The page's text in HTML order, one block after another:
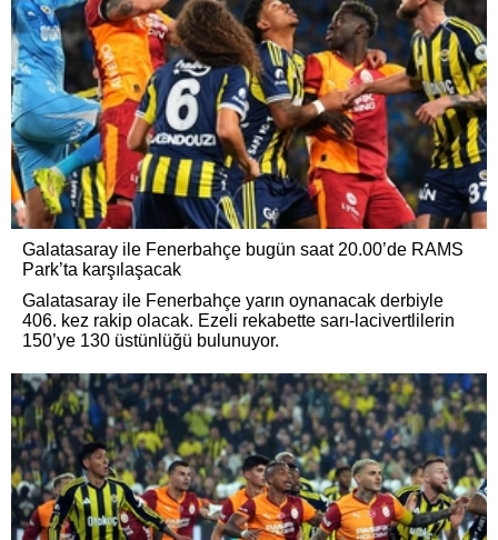
Galatasaray ile Fenerbahçe bugün saat 20.00’de RAMS
Park’ta karşılaşacak
Galatasaray ile Fenerbahçe yarın oynanacak derbiyle
406. kez rakip olacak. Ezeli rekabette sarı-lacivertlilerin
150’ye 130 üstünlüğü bulunuyor.